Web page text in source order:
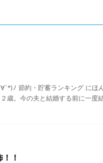
ﾉ 節約・貯蓄ランキング にほ
歳。今の夫と結婚する前に一度
！